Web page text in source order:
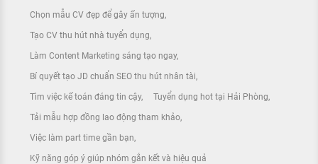
Chọn mẫu CV đẹp để gây ấn tượng
Tạo CV thu hút nhà tuyển dụng
Làm Content Marketing sáng tạo ngay
Bí quyết tạo JD chuẩn SEO thu hút nhân tài
Tìm việc kế toán đáng tin cậy Tuyển dụng hot tại Hải Phòng
Tải mẫu hợp đồng lao động tham khảo
Việc làm part time gần bạn
Kỹ năng góp ý giúp nhóm gắn kết và hiệu quả